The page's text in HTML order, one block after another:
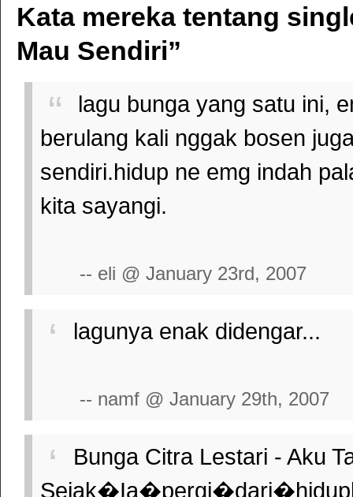
Kata mereka tentang
Mau Sendiri”
lagu bunga yang satu ini,
berulang kali nggak bosen
sendiri.hidup ne emg indah
kita sayangi.
-- eli @ January 23rd, 2007
lagunya enak didengar...
-- namf @ January 29th, 2007
Bunga Citra Lestari - Aku